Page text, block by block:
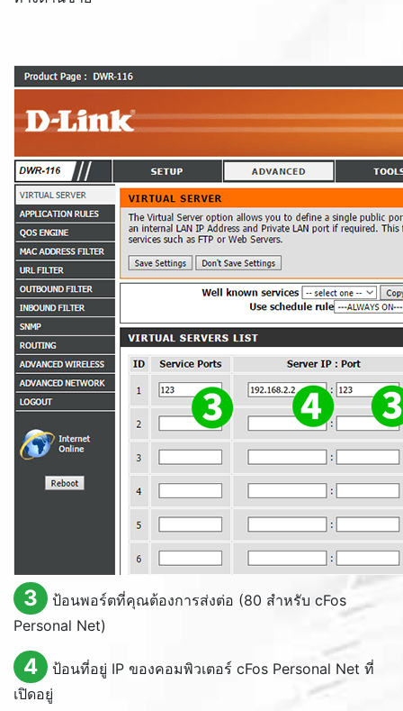
3
ป้อนพอร์ตที่คุณต้องการส่งต่อ (80 สำหรับ cFos
Personal Net)
4
ป้อนที่อยู่ IP ของคอมพิวเตอร์ cFos Personal Net ที่
เปิดอยู่